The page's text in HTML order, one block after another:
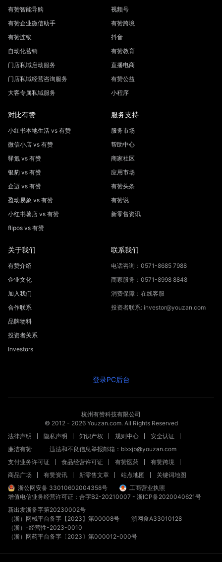
探索 试用
有赞智能导购
有赞企业微信助手
有赞连锁
自动化营销
门店私域启动服务
门店私域经营咨询服务
大客专属私域服务
视频号
有赞跨境
抖音
有赞教育
直播电商
有赞公益
小程序
对比有赞
小红书本地生活 vs 有赞
微信小店 vs 有赞
驿氪 vs 有赞
银豹 vs 有赞
企迈 vs 有赞
盈动易象 vs 有赞
小红书薯店 vs 有赞
flipos vs 有赞
服务支持
服务市场
帮助中心
商家社区
应用市场
有赞头条
有赞说
新零售资讯
关于我们
有赞介绍
企业文化
加入我们
合作联系
品牌物料
投资者关系
Investors
联系我们
电话咨询：0571-8685 7988
商家服务：0571-8998 8848
消费保障：在线客服
投资者联系: investor@youzan.com
登录PC后台
杭州有赞科技有限公司
© 2012 - 2026Youzan.com. All Rights Reserved
法律声明
隐私声明 知识产权 规则中心
安全认证
廉洁有赞
违法和不良信息举报邮箱：blxxjb@youzan.com
支付业务许可证
食品经营许可证 有赞医药
有赞跨境
商品广场
有赞资讯 新零售文章 站点地图
关键词地图
浙公网安备 33010602004358号
工商营业执照
增值电信业务经营许可证：合字B2-20210007 - 浙ICP备2020040621号
新出发浙备字第20230002号
（浙）网械平台备字【2023】第00008号
浙网食A33010128
（浙）-经营性-2023-0010
（浙）网药平台备字〔2023〕第000012-000号